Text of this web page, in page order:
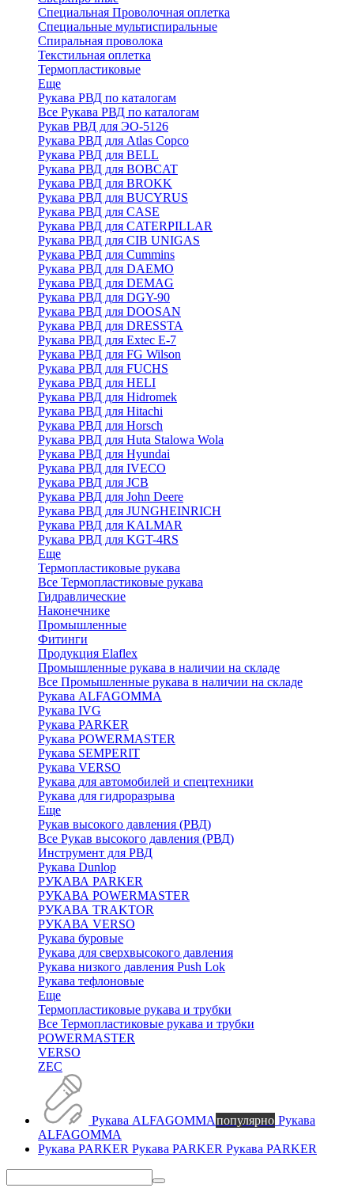
Специальная Проволочная оплетка
Специальные мультиспиральные
Спиральная проволока
Текстильная оплетка
Термопластиковые
Еще
Рукава РВД по каталогам
Все Рукава РВД по каталогам
Рукав РВД для ЭО-5126
Рукава РВД для Atlas Copco
Рукава РВД для BELL
Рукава РВД для BOBCAT
Рукава РВД для BROKK
Рукава РВД для BUCYRUS
Рукава РВД для CASE
Рукава РВД для CATERPILLAR
Рукава РВД для CIB UNIGAS
Рукава РВД для Cummins
Рукава РВД для DAEMO
Рукава РВД для DEMAG
Рукава РВД для DGY-90
Рукава РВД для DOOSAN
Рукава РВД для DRESSTA
Рукава РВД для Extec E-7
Рукава РВД для FG Wilson
Рукава РВД для FUCHS
Рукава РВД для HELI
Рукава РВД для Hidromek
Рукава РВД для Hitachi
Рукава РВД для Horsch
Рукава РВД для Huta Stalowa Wola
Рукава РВД для Hyundai
Рукава РВД для IVECO
Рукава РВД для JCB
Рукава РВД для John Deere
Рукава РВД для JUNGHEINRICH
Рукава РВД для KALMAR
Рукава РВД для KGT-4RS
Еще
Термопластиковые рукава
Все Термопластиковые рукава
Гидравлические
Наконечнике
Промышленные
Фитинги
Продукция Elaflex
Промышленные рукава в наличии на складе
Все Промышленные рукава в наличии на складе
Рукава ALFAGOMMA
Рукава IVG
Рукава PARKER
Рукава POWERMASTER
Рукава SEMPERIT
Рукава VERSO
Рукава для автомобилей и спецтехники
Рукава для гидроразрыва
Еще
Рукав высокого давления (РВД)
Все Рукав высокого давления (РВД)
Инструмент для РВД
Рукава Dunlop
РУКАВА PARKER
РУКАВА POWERMASTER
РУКАВА TRAKTOR
РУКАВА VERSO
Рукава буровые
Рукава для сверхвысокого давления
Рукава низкого давления Push Lok
Рукава тефлоновые
Еще
Термопластиковые рукава и трубки
Все Термопластиковые рукава и трубки
POWERMASTER
VERSO
ZEC
Рукава ALFAGOMMAпопулярно Рукава
ALFAGOMMA
Рукава PARKER Рукава PARKER